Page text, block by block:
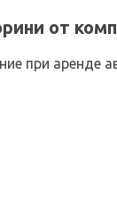
от
при аренде